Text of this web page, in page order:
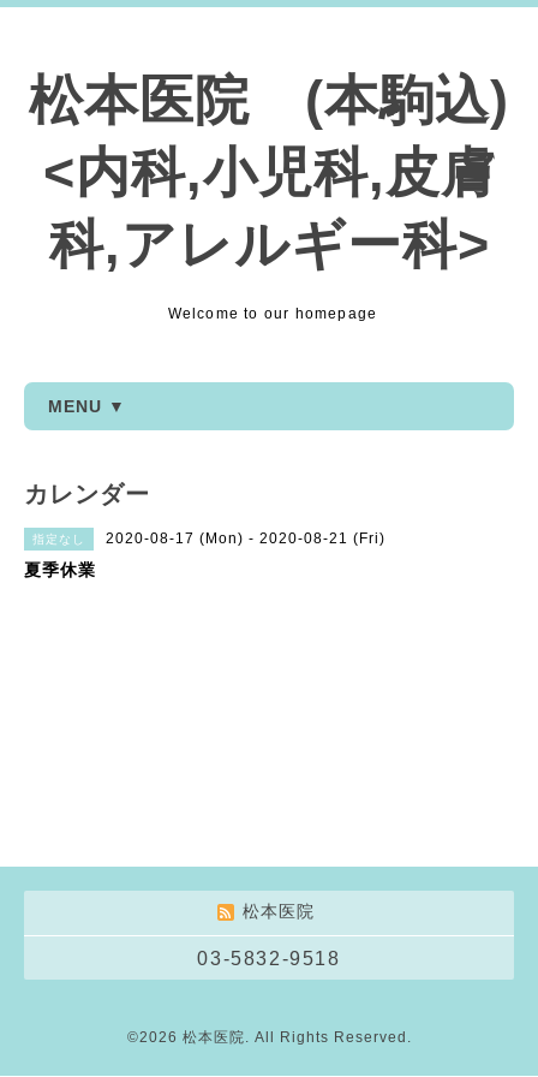
松本医院 (本駒込)
<内科,小児科,皮膚
科,アレルギー科>
Welcome to our homepage
MENU ▼
カレンダー
指定なし 2020-08-17 (Mon) - 2020-08-21 (Fri)
夏季休業
松本医院
03-5832-9518
©2026 松本医院. All Rights Reserved.